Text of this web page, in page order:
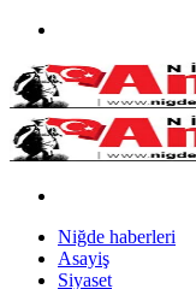
Niğde haberleri
Asayiş
Siyaset